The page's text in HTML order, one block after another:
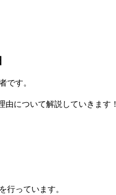
です。
について解説していきます！
行っています。